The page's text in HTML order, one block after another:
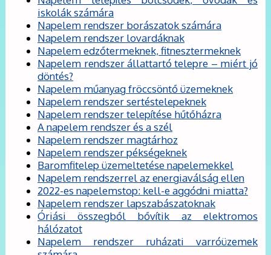
iskolák számára
Napelem rendszer borászatok számára
Napelem rendszer lovardáknak
Napelem edzőtermeknek, fitnesztermeknek
Napelem rendszer állattartó telepre – miért jó
döntés?
Napelem műanyag fröccsöntő üzemeknek
Napelem rendszer sertéstelepeknek
Napelem rendszer telepítése hűtőházra
A napelem rendszer és a szél
Napelem rendszer magtárhoz
Napelem rendszer pékségeknek
Baromfitelep üzemeltetése napelemekkel
Napelem rendszerrel az energiaválság ellen
2022-es napelemstop: kell-e aggódni miatta?
Napelem rendszer lapszabászatoknak
Óriási összegből bővítik az elektromos
hálózatot
Napelem rendszer ruházati varróüzemek